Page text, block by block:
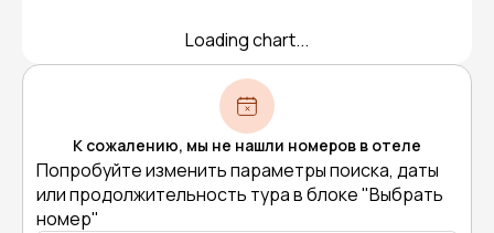
Loading chart...
К сожалению, мы не нашли номеров в отеле
Попробуйте изменить параметры поиска, даты
или продолжительность тура в блоке "Выбрать
номер"